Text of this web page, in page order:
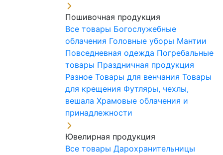
Пошивочная продукция
Все товары Богослужебные
облачения Головные уборы Мантии
Повседневная одежда Погребальные
товары Праздничная продукция
Разное Товары для венчания Товары
для крещения Футляры, чехлы,
вешала Храмовые облачения и
принадлежности
Ювелирная продукция
Все товары Дарохранительницы